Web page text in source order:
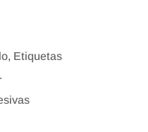
Etiquetas